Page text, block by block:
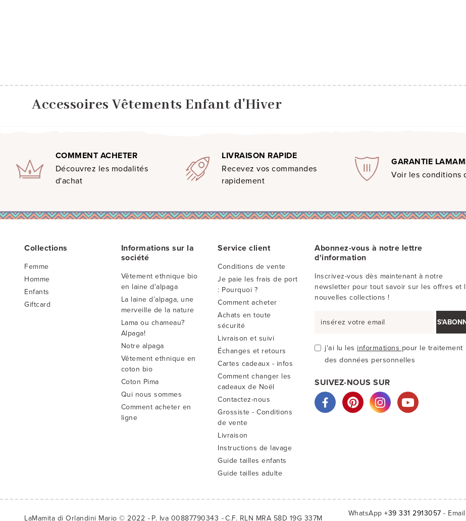
Accessoires Vêtements Enfant d'Hiver
COMMENT ACHETER
Découvrez les modalités
d'achat
LIVRAISON RAPIDE
Recevez vos commandes
rapidement
GARANTIE
Voir les conditions
Collections
Femme
Homme
Enfants
Giftcard
Informations sur la
société
Vêtement ethnique bio
en laine d'alpaga
La laine d’alpaga, une
merveille de la nature
Lama ou chameau?
Alpaga!
Notre alpaga
Vêtement ethnique en
coton bio
Coton Pima
Qui nous sommes
Comment acheter en
ligne
Service client
Conditions de vente
Je paie les frais de port
: Pourquoi ?
Comment acheter
Achats en toute
sécurité
Livraison et suivi
Échanges et retours
Cartes cadeaux - infos
Comment changer les
cadeaux de Noël
Contactez-nous
Grossiste - Conditions
de vente
Livraison
Instructions de lavage
Guide tailles enfants
Guide tailles adulte
Abonnez-vous à notre lettre
d'information
Inscrivez-vous dès maintenant à notre
newsletter pour tout savoir sur les offres et
nouvelles collections !
j'ai lu les informations pour le traitement
des données personnelles
SUIVEZ-NOUS SUR
LaMamita di Orlandini Mario © 2022 P. Iva 00887790343 C.F. RLN MRA 58D 19G 337M
WhatsApp +39 331 2913057 -